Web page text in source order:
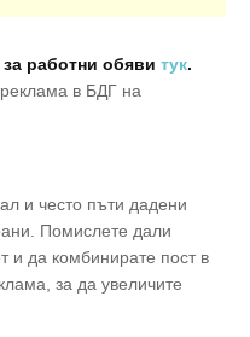
работни обяви тук.
реклама в БДГ на
и често пъти дадени
Помислете дали
и да комбинирате пост в
за да увеличите